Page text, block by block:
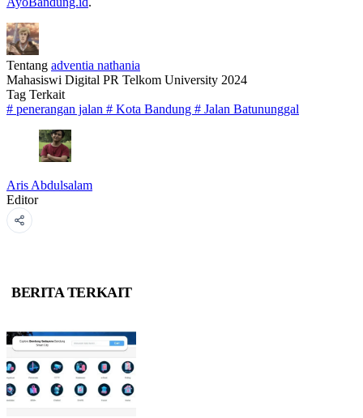
Tentang adventia nathania
Mahasiswi Digital PR Telkom University 2024
Tag Terkait
# penerangan jalan # Kota Bandung # Jalan Batununggal
Aris Abdulsalam
Editor
BERITA TERKAIT